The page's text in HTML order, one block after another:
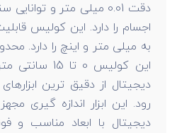
دقت 0.01 میلی متر و
اجسام را دارد. این کولیس
به میلی متر و اینچ را دارد.
این کولیس 0
دیجیتال از دقیق ترین
رود. این ابزار اندازه گیری
دیجیتال با ابعاد مناسب و